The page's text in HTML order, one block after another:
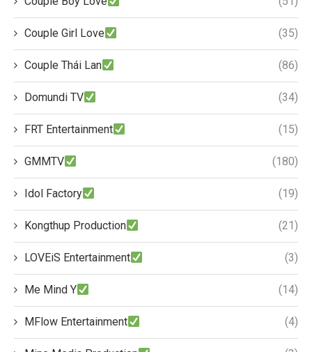
Couple Girl Love (35)
Couple Thái Lan (86)
Domundi TV (34)
FRT Entertainment (15)
GMMTV (180)
Idol Factory (19)
Kongthup Production (21)
LOVEiS Entertainment (3)
Me Mind Y (14)
MFlow Entertainment (4)